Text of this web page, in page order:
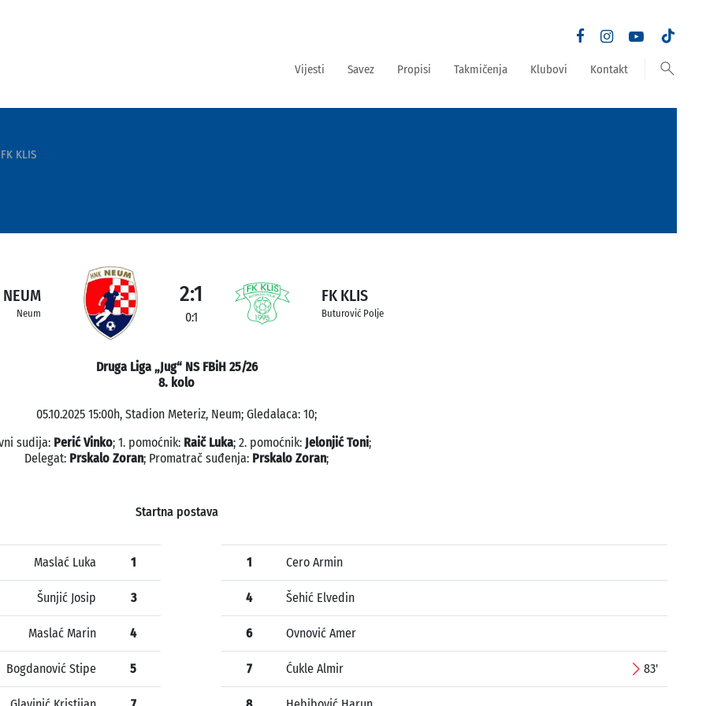
Vijesti Savez Propisi Takmičenja Klubovi Kontakt search
KLIS
Neum
2:1
0:1
FK KLIS
Buturović Polje
Druga Liga „Jug“ NS FBiH 25/26
8. kolo
05.10.2025 15:00h, Stadion Meteriz, Neum; Gledalaca: 10;
sudija: Perić Vinko; 1. pomoćnik: Raič Luka; 2. pomoćnik: Jelonjić Toni;
Delegat: Prskalo Zoran; Promatrač suđenja: Prskalo Zoran;
Startna postava
Maslać Luka 1
Šunjić Josip 3
Maslać Marin 4
Bogdanović Stipe 5
1 Cero Armin
4 Šehić Elvedin
6 Ovnović Amer
7 Ćukle Almir 83'